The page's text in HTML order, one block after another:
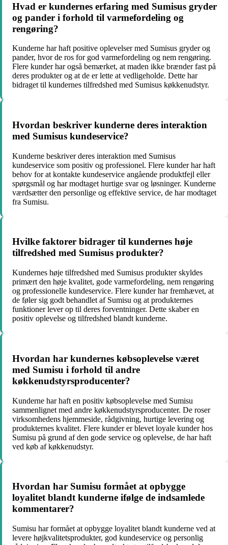
Hvad er kundernes erfaring med Sumisus gryder
og pander i forhold til varmefordeling og
rengøring?
Kunderne har haft positive oplevelser med Sumisus gryder og
pander, hvor de ros for god varmefordeling og nem rengøring.
Flere kunder har også bemærket, at maden ikke brænder fast på
deres produkter og at de er lette at vedligeholde. Dette har
bidraget til kundernes tilfredshed med Sumisus køkkenudstyr.
Hvordan beskriver kunderne deres interaktion
med Sumisus kundeservice?
Kunderne beskriver deres interaktion med Sumisus
kundeservice som positiv og professionel. Flere kunder har haft
behov for at kontakte kundeservice angående produktfejl eller
spørgsmål og har modtaget hurtige svar og løsninger. Kunderne
værdsætter den personlige og effektive service, de har modtaget
fra Sumisu.
Hvilke faktorer bidrager til kundernes høje
tilfredshed med Sumisus produkter?
Kundernes høje tilfredshed med Sumisus produkter skyldes
primært den høje kvalitet, gode varmefordeling, nem rengøring
og professionelle kundeservice. Flere kunder har fremhævet, at
de føler sig godt behandlet af Sumisu og at produkternes
funktioner lever op til deres forventninger. Dette skaber en
positiv oplevelse og tilfredshed blandt kunderne.
Hvordan har kundernes købsoplevelse været
med Sumisu i forhold til andre
køkkenudstyrsproducenter?
Kunderne har haft en positiv købsoplevelse med Sumisu
sammenlignet med andre køkkenudstyrsproducenter. De roser
virksomhedens hjemmeside, rådgivning, hurtige levering og
produkternes kvalitet. Flere kunder er blevet loyale kunder hos
Sumisu på grund af den gode service og oplevelse, de har haft
ved køb af køkkenudstyr.
Hvordan har Sumisu formået at opbygge
loyalitet blandt kunderne ifølge de indsamlede
kommentarer?
Sumisu har formået at opbygge loyalitet blandt kunderne ved at
levere højkvalitetsprodukter, god kundeservice og personlig